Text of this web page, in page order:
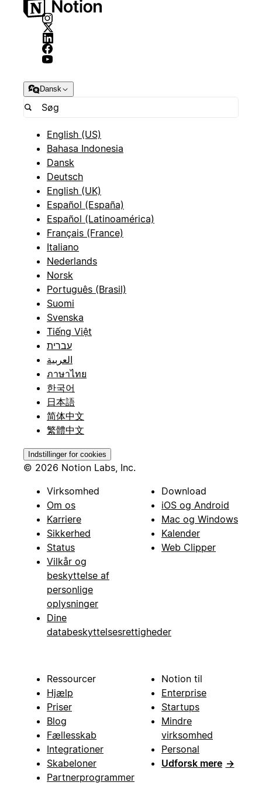
Dansk
English (US)
Bahasa Indonesia
Dansk
Deutsch
English (UK)
Español (España)
Español (Latinoamérica)
Français (France)
Italiano
Nederlands
Norsk
Português (Brasil)
Suomi
Svenska
Tiếng Việt
עברית
العربية
ภาษาไทย
한국어
日本語
简体中文
繁體中文
Indstillinger for cookies
© 2026 Notion Labs, Inc.
Virksomhed
Om os
Karriere
Sikkerhed
Status
Vilkår og
beskyttelse af
personlige
oplysninger
Dine
databeskyttelsesrettigheder
Download
iOS og Android
Mac og Windows
Kalender
Web Clipper
Ressourcer
Hjælp
Priser
Blog
Fællesskab
Integrationer
Skabeloner
Partnerprogrammer
Notion til
Enterprise
Startups
Mindre
virksomhed
Personal
Udforsk mere →